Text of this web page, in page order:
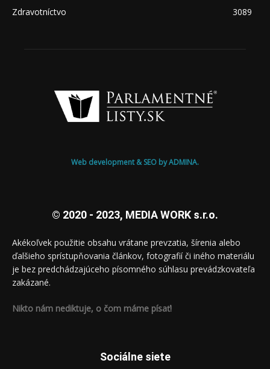
Zdravotníctvo
3089
Web development & SEO by ADMINA.
© 2020 - 2023, MEDIA WORK s.r.o.
Akékoľvek použitie obsahu vrátane prevzatia, šírenia alebo
ďalšieho sprístupňovania článkov, fotografií či iného materiálu
je bez predchádzajúceho písomného súhlasu prevádzkovateľa
zakázané.
Nikto nám nediktuje, o čom máme písať!
Sociálne siete